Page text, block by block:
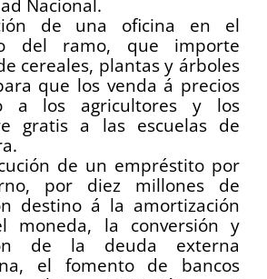
Nacional.
de una oficina en el
del ramo, que importe
cereales, plantas y árboles
que los venda á precios
a los agricultores y los
gratis a las escuelas de
de un empréstito por
por diez millones de
destino á la amortización
moneda, la conversión y
de la deuda externa
el fomento de bancos